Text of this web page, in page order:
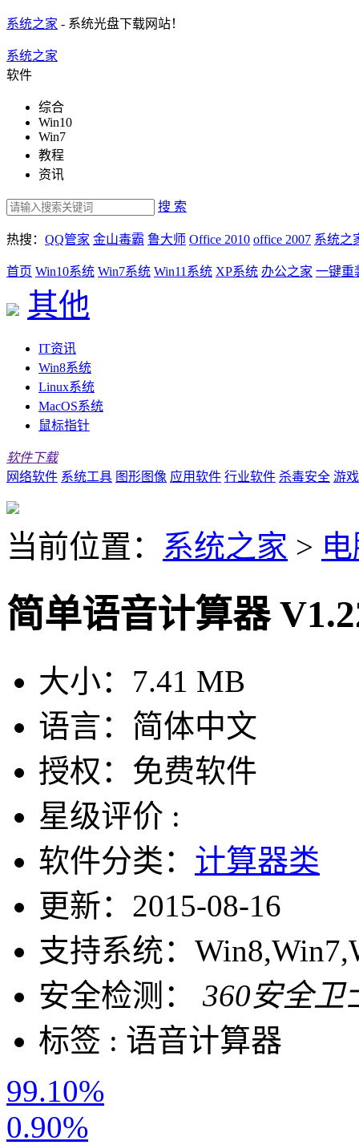
系统之家 - 系统光盘下载网站！
系统之家
软件
综合
Win10
Win7
教程
资讯
搜 索
热搜： QQ管家 金山毒霸 鲁大师 Office 2010 office 2007 系统之
首页 Win10系统 Win7系统 Win11系统 XP系统 办公之家 一键重
其他
IT资讯
Win8系统
Linux系统
MacOS系统
鼠标指针
软件下载
网络软件 系统工具 图形图像 应用软件 行业软件 杀毒安全 游
当前位置： 系统之家 >
简单语音计算器
大小： 7.41 MB
语言： 简体中文
授权： 免费软件
星级评价 :
软件分类： 计算器类
更新： 2015-08-16
支持系统：
安全检测：
360安全卫
标签 : 语音计算器
99.10%
0.90%